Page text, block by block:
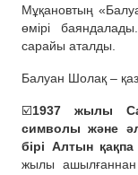
Мұқановтың
өмірі
сарайы аталды.
Балуан Шолақ –
☑️1937 жылы
символы және
бірі Алтын қақпа
жылы ашылғаннан